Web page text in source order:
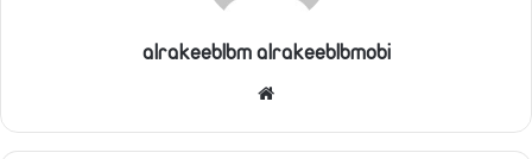
alrakeeblbm alrakeeblbmobi